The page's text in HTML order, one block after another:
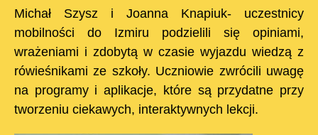
Michał Szysz i Joanna Knapiuk- uczestnicy
mobilności do Izmiru podzielili się opiniami,
wrażeniami i zdobytą w czasie wyjazdu wiedzą z
rówieśnikami ze szkoły. Uczniowie zwrócili uwagę
na programy i aplikacje, które są przydatne przy
tworzeniu ciekawych, interaktywnych lekcji.